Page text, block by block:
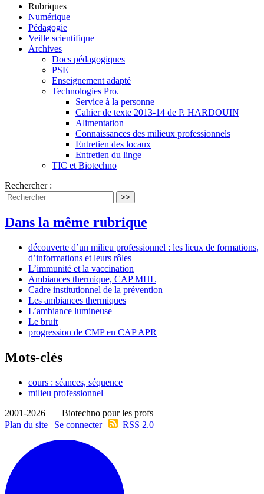
Rubriques
Numérique
Pédagogie
Veille scientifique
Archives
Docs pédagogiques
PSE
Enseignement adapté
Technologies Pro.
Service à la personne
Cahier de texte 2013-14 de P. HARDOUIN
Alimentation
Connaissances des milieux professionnels
Entretien des locaux
Entretien du linge
TIC et Biotechno
Rechercher :
>>
Dans la même rubrique
découverte d’un milieu professionnel : les lieux de formations,
d’informations et leurs rôles
L’immunité et la vaccination
Ambiances thermique, CAP MHL
Cadre institutionnel de la prévention
Les ambiances thermiques
L’ambiance lumineuse
Le bruit
progression de CMP en CAP APR
Mots-clés
cours : séances, séquence
milieu professionnel
2001-2026 — Biotechno pour les profs
Plan du site | Se connecter| RSS 2.0